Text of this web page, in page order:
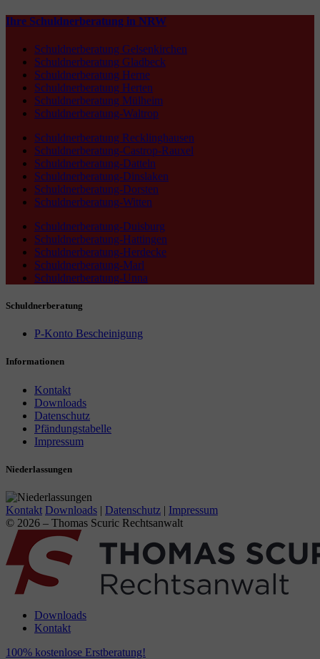
Ihre Schuldnerberatung in NRW
Schuldnerberatung Gelsenkirchen
Schuldnerberatung Gladbeck
Schuldnerberatung Herne
Schuldnerberatung Herten
Schuldnerberatung Mülheim
Schuldnerberatung-Waltrop
Schuldnerberatung Recklinghausen
Schuldnerberatung-Castrop-Rauxel
Schuldnerberatung-Datteln
Schuldnerberatung-Dinslaken
Schuldnerberatung-Dorsten
Schuldnerberatung-Witten
Schuldnerberatung-Duisburg
Schuldnerberatung-Hattingen
Schuldnerberatung-Herdecke
Schuldnerberatung-Marl
Schuldnerberatung-Unna
Schuldnerberatung
P-Konto Bescheinigung
Informationen
Kontakt
Downloads
Datenschutz
Pfändungstabelle
Impressum
Niederlassungen
Kontakt Downloads | Datenschutz | Impressum
© 2026 – Thomas Scuric Rechtsanwalt
Downloads
Kontakt
100% kostenlose Erstberatung!